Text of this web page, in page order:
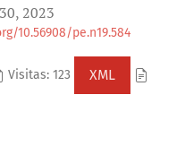
2023
10.56908/pe.n19.584
Visitas: 123 XML